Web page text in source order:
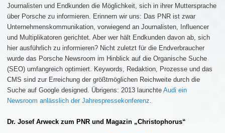
Journalisten und Endkunden die Möglichkeit, sich in ihrer Muttersprache
über Porsche zu informieren. Erinnern wir uns: Das PNR ist zwar
Unternehmenskommunikation, vorwiegend an Journalisten, Influencer
und Multiplikatoren gerichtet. Aber wer hält Endkunden davon ab, sich
hier ausführlich zu informieren? Nicht zuletzt für die Endverbraucher
wurde das Porsche Newsroom im Hinblick auf die Organische Suche
(SEO) umfangreich optimiert. Keywords, Redaktion, Prozesse und das
CMS sind zur Erreichung der größtmöglichen Reichweite durch die
Suche auf Google designed. Übrigens: 2013 launchte Audi ein
Newsroom anlässlich der Jahrespressekonferenz.
Dr. Josef Arweck zum PNR und Magazin „Christophorus“